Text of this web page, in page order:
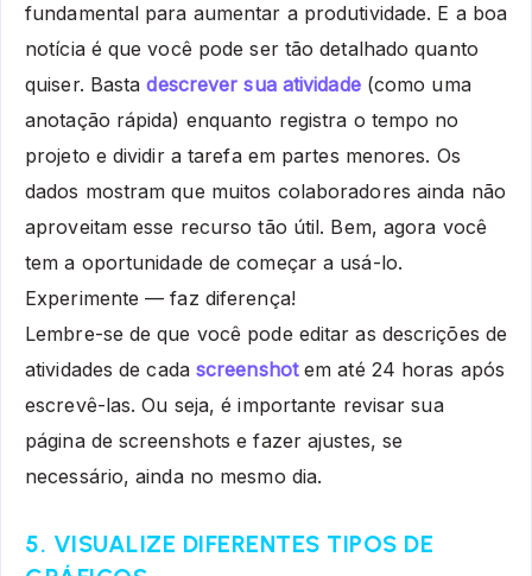
fundamental para aumentar a produtividade. E a boa
notícia é que você pode ser tão detalhado quanto
quiser. Bastadescrever sua atividade(como uma
anotação rápida) enquanto registra o tempo no
projeto e dividir a tarefa em partes menores. Os
dados mostram que muitos colaboradores ainda não
aproveitam esse recurso tão útil. Bem, agora você
tem a oportunidade de começar a usá-lo.
Experimente — faz diferença!
Lembre-se de que você pode editar as descrições de
atividades de cada screenshotem até 24 horas após
escrevê-las. Ou seja, é importante revisar sua
página de screenshots e fazer ajustes, se
necessário, ainda no mesmo dia.
5. VISUALIZE DIFERENTES TIPOS DE